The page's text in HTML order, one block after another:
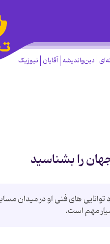
دین‌واندیشه آقایان نیوزیک
را بشناسید
های فنی او در میدان
مهم است.